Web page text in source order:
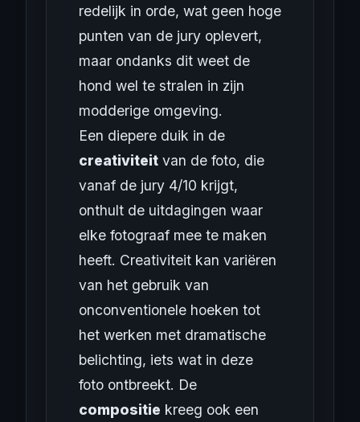
redelijk in orde, wat geen hoge
punten van de jury oplevert,
maar ondanks dit weet de
hond wel te stralen in zijn
modderige omgeving.
Een diepere duik in de
creativiteit van de foto, die
vanaf de jury 4/10 krijgt,
onthult de uitdagingen waar
elke fotograaf mee te maken
heeft. Creativiteit kan variëren
van het gebruik van
onconventionele hoeken tot
het werken met dramatische
belichting, iets wat in deze
foto ontbreekt. De
compositie kreeg ook een